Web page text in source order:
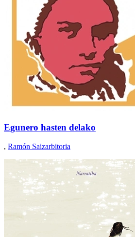
Egunero hasten delako
, Ramón Saizarbitoria